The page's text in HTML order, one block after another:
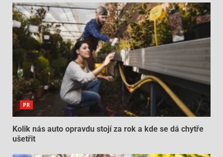
PR
Kolik nás auto opravdu stojí za rok a kde se dá chytře
ušetřit